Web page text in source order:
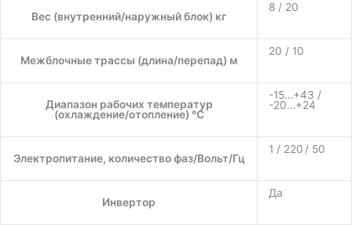
Вес (внутренний/наружный блок) кг
8 / 20
Межблочные трассы (длина/перепад) м
20 / 10
Диапазон рабочих температур
(охлаждение/отопление) °C
-15…+43 /
-20…+24
Электропитание, количество фаз/Вольт/Гц
1 / 220 / 50
Инвертор
Да